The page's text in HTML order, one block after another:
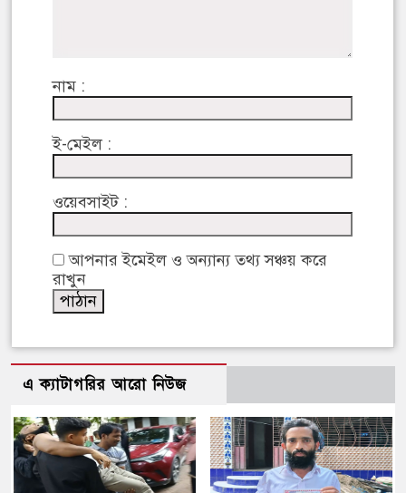
নাম :
ই-মেইল :
ওয়েবসাইট :
আপনার ইমেইল ও অন্যান্য তথ্য সঞ্চয় করে
রাখুন
এ ক্যাটাগরির আরো নিউজ